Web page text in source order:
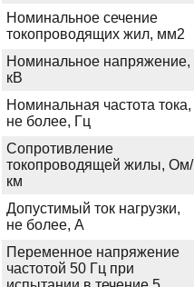
Номинальное сечение
токопроводящих жил, мм2
Номинальное напряжение,
кВ
Номинальная частота тока,
не более, Гц
Сопротивление
токопроводящей жилы, Ом/
км
Допустимый ток нагрузки,
не более, А
Переменное напряжение
частотой 50 Гц при